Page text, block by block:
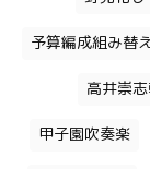
予算編成組み替
高井崇
甲子園吹奏楽